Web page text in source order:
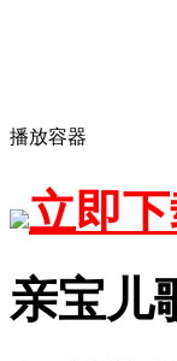
播放容器
立即
亲宝儿